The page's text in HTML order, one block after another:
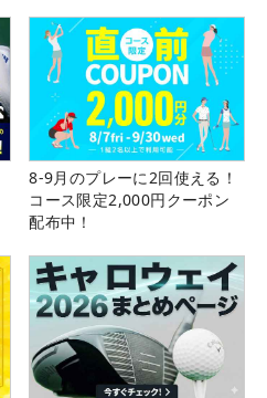
8-9月のプレーに2回使える！
コース限定2,000円クーポン
配布中！